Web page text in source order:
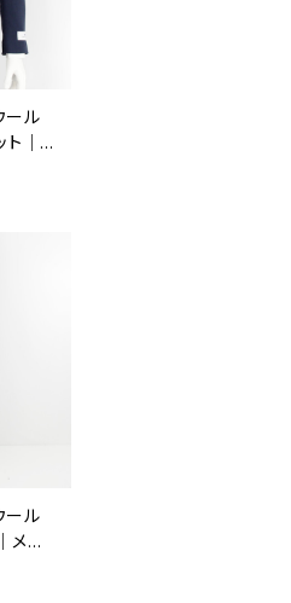
ール
ト｜メ
ール
メン
ブ